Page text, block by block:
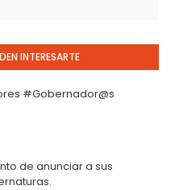
INTERESARTE
#Gobernador@s
de anunciar a sus